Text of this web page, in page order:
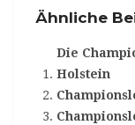
Ähnliche
Die
Holstein